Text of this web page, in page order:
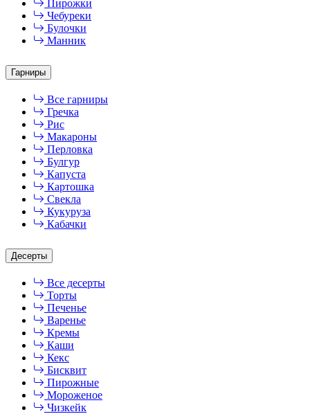
Пирожки
Чебуреки
Булочки
Манник
Гарниры
Все гарниры
Гречка
Рис
Макароны
Перловка
Булгур
Капуста
Картошка
Свекла
Кукуруза
Кабачки
Десерты
Все десерты
Торты
Печенье
Варенье
Кремы
Каши
Кекс
Бисквит
Пирожные
Мороженое
Чизкейк